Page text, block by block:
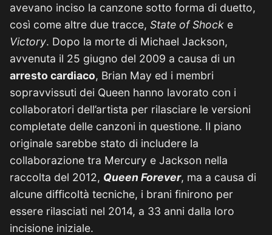
avevano inciso la canzone sotto forma di duetto,
così come altre due tracce, State of Shock e
Victory. Dopo la morte di Michael Jackson,
avvenuta il 25 giugno del 2009 a causa di un
arresto cardiaco, Brian May ed i membri
sopravvissuti dei Queen hanno lavorato con i
collaboratori dell’artista per rilasciare le versioni
completate delle canzoni in questione. Il piano
originale sarebbe stato di includere la
collaborazione tra Mercury e Jackson nella
raccolta del 2012, Queen Forever, ma a causa di
alcune difficoltà tecniche, i brani finirono per
essere rilasciati nel 2014, a 33 anni dalla loro
incisione iniziale.